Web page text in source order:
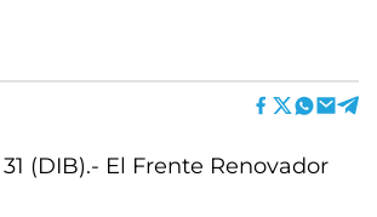
(DIB).- El Frente Renovador